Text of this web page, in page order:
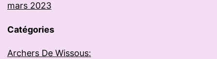
mars 2023
Catégories
Archers De Wissous: